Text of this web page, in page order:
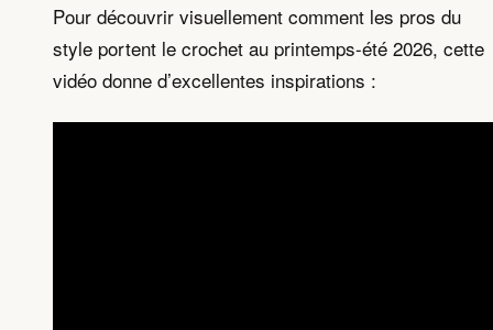
Pour découvrir visuellement comment les pros du
style portent le crochet au printemps-été 2026, cette
vidéo donne d’excellentes inspirations :